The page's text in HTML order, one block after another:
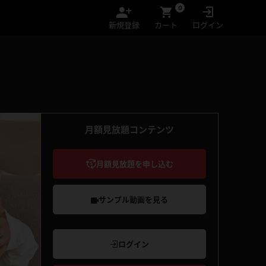
新規登録 カート
0
ログイン
月額見放題コンテンツ
月額見放題を申し込む
サンプル動画を見る
ログイン